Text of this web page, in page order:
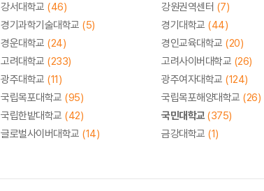
강서대학교 (46) 강원권역센터 (7)
경기과학기술대학교 (5) 경기대학교 (44)
경운대학교 (24) 경인교육대학교 (20)
고려대학교 (233) 고려사이버대학교 (26)
광주대학교 (11) 광주여자대학교 (124)
국립목포대학교 (95) 국립목포해양대학교 (26)
국립한밭대학교 (42) 국민대학교(375)
글로벌사이버대학교 (14) 금강대학교 (1)